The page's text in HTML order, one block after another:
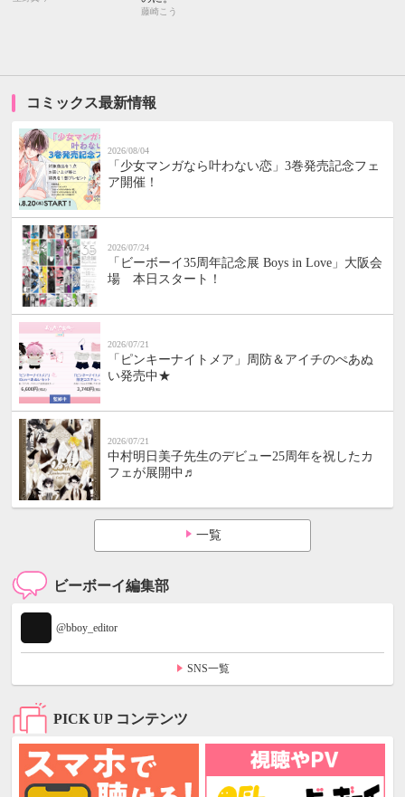
藤崎こう
コミックス最新情報
2026/08/04
「少女マンガなら叶わない恋」3巻発売記念フェ
ア開催！
2026/07/24
「ビーボーイ35周年記念展 Boys in Love」大阪会
場 本日スタート！
2026/07/21
「ピンキーナイトメア」周防＆アイチのぺあぬ
い発売中★
2026/07/21
中村明日美子先生のデビュー25周年を祝したカ
フェが展開中♬
一覧
ビーボーイ編集部
@bboy_editor
SNS一覧
PICK UP コンテンツ